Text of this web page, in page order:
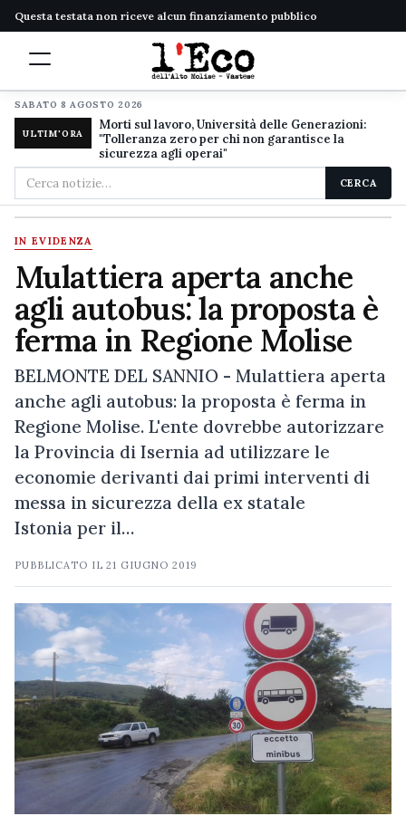
Questa testata non riceve alcun finanziamento pubblico
SABATO 8 AGOSTO 2026
ULTIM'ORA
Morti sul lavoro, Università delle Generazioni:
"Tolleranza zero per chi non garantisce la
sicurezza agli operai"
Cerca
nel
sito
CERCA
IN EVIDENZA
Mulattiera aperta anche
agli autobus: la proposta è
ferma in Regione Molise
BELMONTE DEL SANNIO - Mulattiera aperta
anche agli autobus: la proposta è ferma in
Regione Molise. L'ente dovrebbe autorizzare
la Provincia di Isernia ad utilizzare le
economie derivanti dai primi interventi di
messa in sicurezza della ex statale
Istonia per il…
PUBBLICATO IL21 GIUGNO 2019